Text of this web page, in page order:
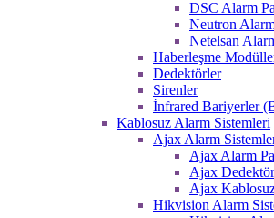
DSC Alarm
Neutron
Netelsan
Haberleşme
Dedektörler
Sirenler
İnfrared Bariyerler
Kablosuz Alarm Sistemleri
Ajax Alarm
Ajax Alarm
Ajax
Ajax
Hikvision Alarm